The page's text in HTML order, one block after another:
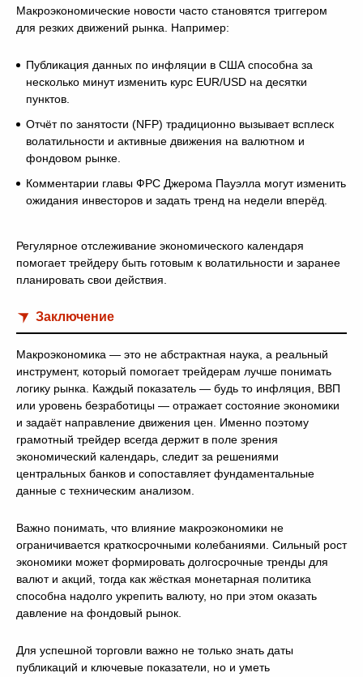
Макроэкономические новости часто становятся триггером
для резких движений рынка. Например:
Публикация данных по инфляции в США способна за
несколько минут изменить курс EUR/USD на десятки
пунктов.
Отчёт по занятости (NFP) традиционно вызывает всплеск
волатильности и активные движения на валютном и
фондовом рынке.
Комментарии главы ФРС Джерома Пауэлла могут изменить
ожидания инвесторов и задать тренд на недели вперёд.
Регулярное отслеживание экономического календаря
помогает трейдеру быть готовым к волатильности и заранее
планировать свои действия.
Заключение
Макроэкономика — это не абстрактная наука, а реальный
инструмент, который помогает трейдерам лучше понимать
логику рынка. Каждый показатель — будь то инфляция, ВВП
или уровень безработицы — отражает состояние экономики
и задаёт направление движения цен. Именно поэтому
грамотный трейдер всегда держит в поле зрения
экономический календарь, следит за решениями
центральных банков и сопоставляет фундаментальные
данные с техническим анализом.
Важно понимать, что влияние макроэкономики не
ограничивается краткосрочными колебаниями. Сильный рост
экономики может формировать долгосрочные тренды для
валют и акций, тогда как жёсткая монетарная политика
способна надолго укрепить валюту, но при этом оказать
давление на фондовый рынок.
Для успешной торговли важно не только знать даты
публикаций и ключевые показатели, но и уметь